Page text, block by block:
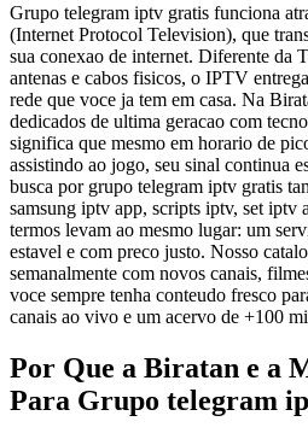
Grupo telegram iptv gratis funciona
(Internet Protocol Television), que
sua conexao de internet. Diferente da
antenas e cabos fisicos, o IPTV
rede que voce ja tem em casa. Na
dedicados de ultima geracao com
significa que mesmo em horario de
assistindo ao jogo, seu sinal continua
busca por grupo telegram iptv gratis
samsung iptv app, scripts iptv, set iptv
termos levam ao mesmo lugar: um
estavel e com preco justo. Nosso
semanalmente com novos canais,
voce sempre tenha conteudo fresco
canais ao vivo e um acervo de +100
Por Que a Biratan e a
Para Grupo telegram